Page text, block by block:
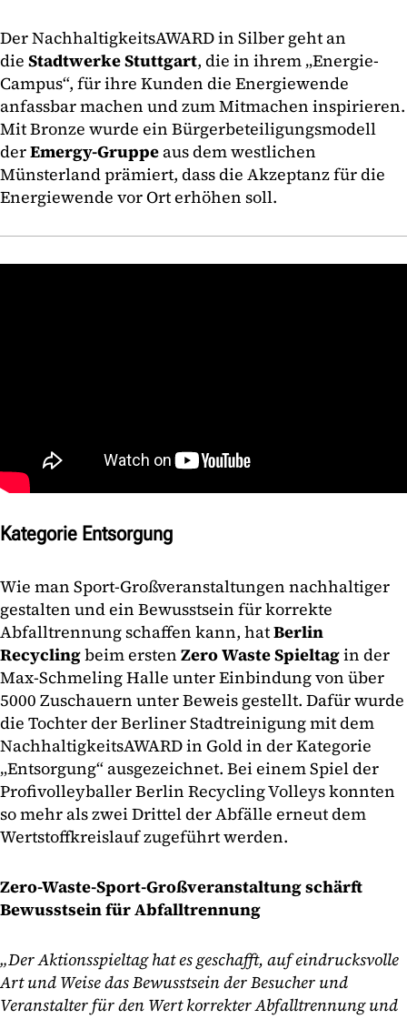
Der NachhaltigkeitsAWARD in Silber geht an
die Stadtwerke Stuttgart, die in ihrem „Energie-
Campus“, für ihre Kunden die Energiewende
anfassbar machen und zum Mitmachen inspirieren.
Mit Bronze wurde ein Bürgerbeteiligungsmodell
derEmergy-Gruppeaus dem westlichen
Münsterland prämiert, dass die Akzeptanz für die
Energiewende vor Ort erhöhen soll.
Kategorie Entsorgung
Wie man Sport-Großveranstaltungen nachhaltiger
gestalten und ein Bewusstsein für korrekte
Abfalltrennung schaffen kann, hatBerlin
Recyclingbeim ersten Zero Waste Spieltagin der
Max-Schmeling Halle unter Einbindung von über
5000 Zuschauern unter Beweis gestellt. Dafür wurde
die Tochter der Berliner Stadtreinigung mit dem
NachhaltigkeitsAWARD in Gold in der Kategorie
„Entsorgung“ ausgezeichnet. Bei einem Spiel der
Profivolleyballer Berlin Recycling Volleys konnten
so mehr als zwei Drittel der Abfälle erneut dem
Wertstoffkreislauf zugeführt werden.
Zero-Waste-Sport-Großveranstaltung schärft
Bewusstsein für Abfalltrennung
„Der Aktionsspieltag hat es geschafft, auf eindrucksvolle
Art und Weise das Bewusstsein der Besucher und
Veranstalter für den Wert korrekter Abfalltrennung und